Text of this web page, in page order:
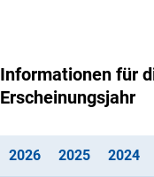
Informationen für
Erscheinungsjahr
2026(interner Link)
2025(interner
2024